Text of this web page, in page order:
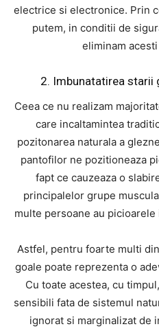
electrice si electronice. Prin
putem, in conditii de
eliminam
2. Imbunatatirea starii
Ceea ce nu realizam
care incaltamintea
pozitonarea naturala a
pantofilor ne pozitioneaza
fapt ce cauzeaza o
principalelor grupe
multe persoane au
Astfel, pentru foarte multi
goale poate reprezenta o
Cu toate acestea, cu
sensibili fata de sistemul
ignorat si marginalizat de